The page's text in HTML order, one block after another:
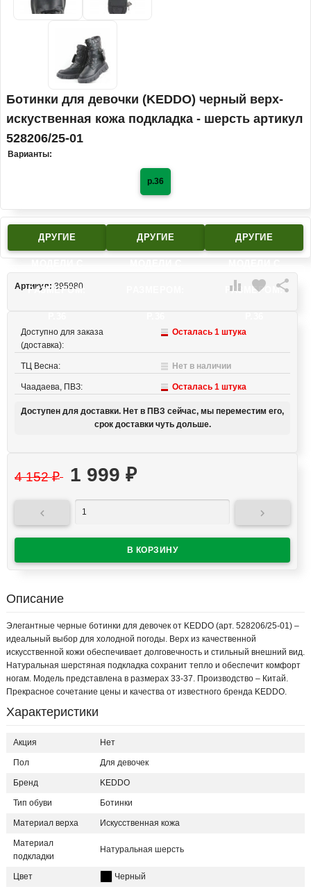
Ботинки для девочки (KEDDO) черный верх-
искуственная кожа подкладка - шерсть артикул
528206/25-01
Варианты:
р.36
ДРУГИЕ
РАЗМЕРОМ:
ДРУГИЕ ДРУГИЕ
РАЗМЕРОМ:
 favorite 
Артикул: 395980
Доступно для заказа
(доставка):
Осталась 1 штука
ТЦ Весна: Нет в наличии
Чаадаева, ПВЗ: Осталась 1 штука
Доступен для доставки. Нет в ПВЗ сейчас, мы переместим его,
срок доставки чуть дольше.
4 152₽ 1 999 ₽
 
Описание
Элегантные черные ботинки для девочек от KEDDO (арт. 528206/25-01) –
идеальный выбор для холодной погоды. Верх из качественной
искусственной кожи обеспечивает долговечность и стильный внешний вид.
Натуральная шерстяная подкладка сохранит тепло и обеспечит комфорт
ногам. Модель представлена в размерах 33-37. Производство – Китай.
Прекрасное сочетание цены и качества от известного бренда KEDDO.
Характеристики
Акция Нет
Пол Для девочек
Бренд KEDDO
Тип обуви Ботинки
Материал верха Искусственная кожа
Материал
подкладки
Натуральная шерсть
Цвет Черный